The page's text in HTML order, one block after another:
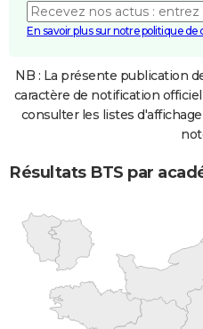
En savoir plus sur notre politique de
NB : La présente publication
caractère de notification
consulter les listes
Résultats BTS par